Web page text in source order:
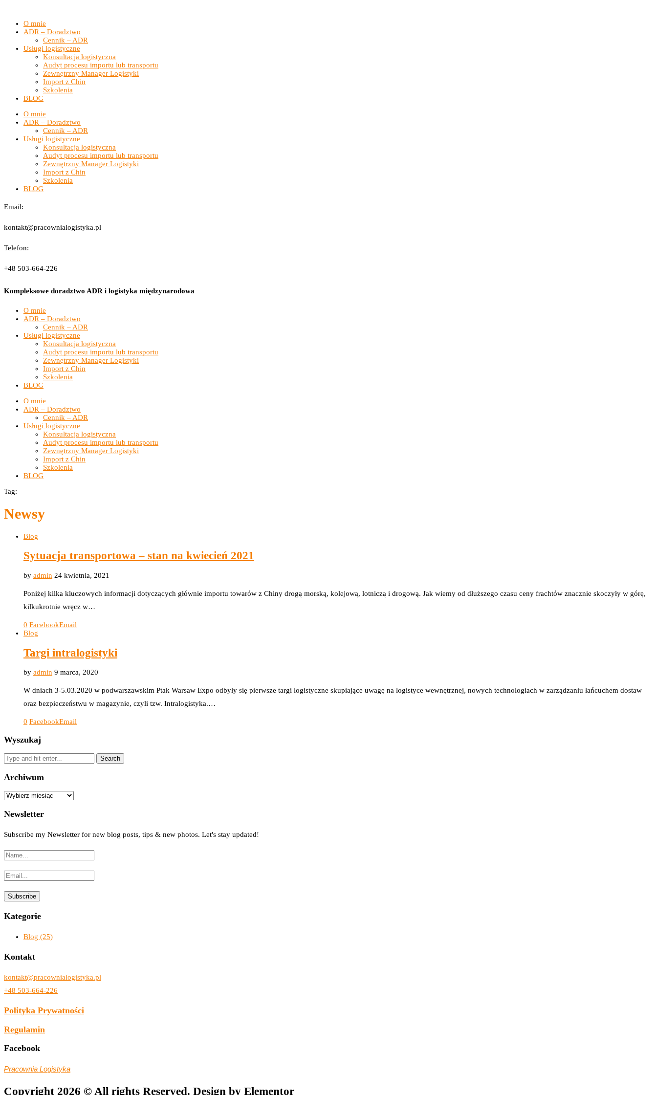
O mnie
ADR – Doradztwo
Cennik – ADR
Usługi logistyczne
Konsultacja logistyczna
Audyt procesu importu lub transportu
Zewnętrzny Manager Logistyki
Import z Chin
Szkolenia
BLOG
O mnie
ADR – Doradztwo
Cennik – ADR
Usługi logistyczne
Konsultacja logistyczna
Audyt procesu importu lub transportu
Zewnętrzny Manager Logistyki
Import z Chin
Szkolenia
BLOG
Email:
kontakt@pracownialogistyka.pl
Telefon:
+48 503-664-226
Kompleksowe doradztwo ADR i logistyka międzynarodowa
O mnie
ADR – Doradztwo
Cennik – ADR
Usługi logistyczne
Konsultacja logistyczna
Audyt procesu importu lub transportu
Zewnętrzny Manager Logistyki
Import z Chin
Szkolenia
BLOG
O mnie
ADR – Doradztwo
Cennik – ADR
Usługi logistyczne
Konsultacja logistyczna
Audyt procesu importu lub transportu
Zewnętrzny Manager Logistyki
Import z Chin
Szkolenia
BLOG
Tag:
Newsy
Blog
Sytuacja transportowa – stan na kwiecień 2021
by admin 24 kwietnia, 2021
Poniżej kilka kluczowych informacji dotyczących głównie importu towarów z Chiny drogą morską, kolejową, lotniczą i drogową. Jak wiemy od dłuższego czasu ceny frachtów znacznie skoczyły w górę,
kilkukrotnie wręcz w…
0 FacebookEmail
Blog
Targi intralogistyki
by admin 9 marca, 2020
W dniach 3-5.03.2020 w podwarszawskim Ptak Warsaw Expo odbyły się pierwsze targi logistyczne skupiające uwagę na logistyce wewnętrznej, nowych technologiach w zarządzaniu łańcuchem dostaw
oraz bezpieczeństwu w magazynie, czyli tzw. Intralogistyka.…
0 FacebookEmail
Wyszukaj
Archiwum
Archiwum
Newsletter
Subscribe my Newsletter for new blog posts, tips & new photos. Let's stay updated!
Kategorie
Blog (25)
Kontakt
kontakt@pracownialogistyka.pl
+48 503-664-226
Polityka Prywatności
Regulamin
Facebook
Pracownia Logistyka
Copyright 2026 © All rights Reserved. Design by Elementor